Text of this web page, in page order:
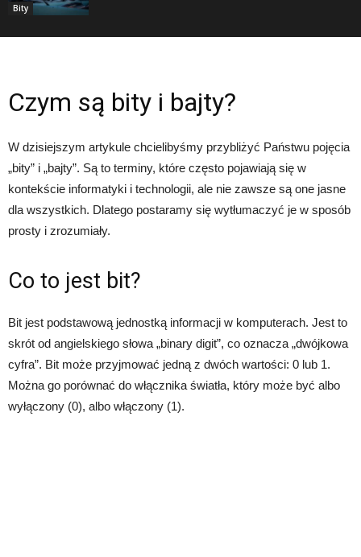
Bity
Czym są bity i bajty?
W dzisiejszym artykule chcielibyśmy przybliżyć Państwu pojęcia
„bity” i „bajty”. Są to terminy, które często pojawiają się w
kontekście informatyki i technologii, ale nie zawsze są one jasne
dla wszystkich. Dlatego postaramy się wytłumaczyć je w sposób
prosty i zrozumiały.
Co to jest bit?
Bit jest podstawową jednostką informacji w komputerach. Jest to
skrót od angielskiego słowa „binary digit”, co oznacza „dwójkowa
cyfra”. Bit może przyjmować jedną z dwóch wartości: 0 lub 1.
Można go porównać do włącznika światła, który może być albo
wyłączony (0), albo włączony (1).